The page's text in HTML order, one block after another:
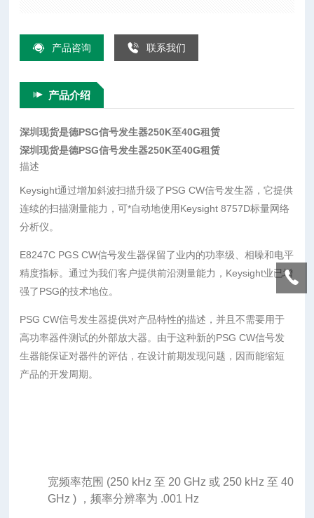
产品咨询 联系我们
产品介绍
深圳现货是德PSG信号发生器250K至40G租赁
深圳现货是德PSG信号发生器250K至40G租赁
描述
Keysight通过增加斜波扫描升级了PSG CW信号发生器，它提供
连续的扫描测量能力，可*自动地使用Keysight 8757D标量网络
分析仪。
E8247C PGS CW信号发生器保留了业内的功率级、相噪和电平
精度指标。通过为我们客户提供前沿测量能力，Keysight业已增
强了PSG的技术地位。
PSG CW信号发生器提供对产品特性的描述，并且不需要用于
高功率器件测试的外部放大器。由于这种新的PSG CW信号发
生器能保证对器件的评估，在设计前期发现问题，因而能缩短
产品的开发周期。
宽频率范围 (250 kHz 至 20 GHz 或 250 kHz 至 40
GHz ) ，频率分辨率为 .001 Hz